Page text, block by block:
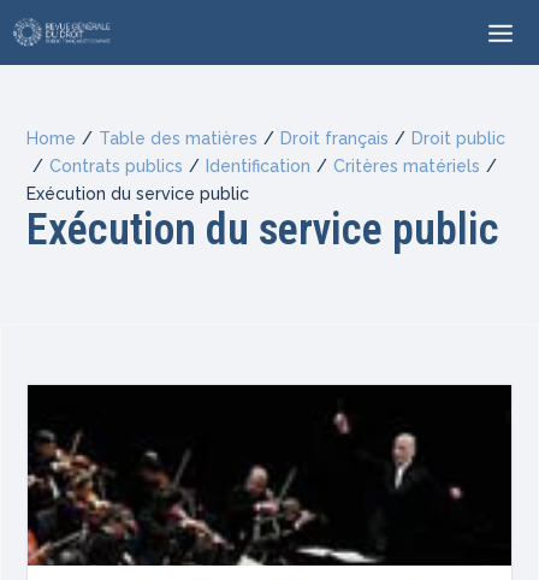
Home / Table des matières / Droit français / Droit public
/ Contrats publics / Identification / Critères matériels /
Exécution du service public
Exécution du service public